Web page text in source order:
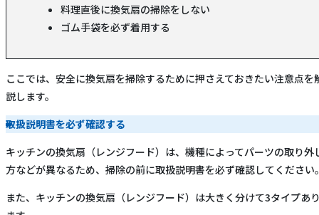
料理直後に換気扇の掃除をしない
ゴム手袋を必ず着用する
ここでは、安全に換気扇を掃除するために押さえておきたい注意点を
説します。
取扱説明書を必ず確認する
キッチンの換気扇（レンジフード）は、機種によってパーツの取り外
方などが異なるため、掃除の前に取扱説明書を必ず確認してください
また、キッチンの換気扇（レンジフード）は大きく分けて3タイプあ